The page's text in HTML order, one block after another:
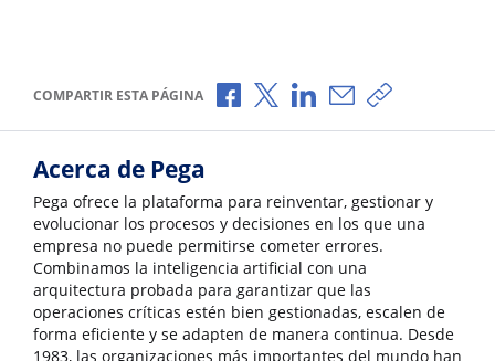
COMPARTIR ESTA PÁGINA Compartir a través de Facebook
Compartir a través de X
Compartir a través de
Compartir por
Copiar
Acerca de Pega
Pega ofrece la plataforma para reinventar, gestionar y
evolucionar los procesos y decisiones en los que una
empresa no puede permitirse cometer errores.
Combinamos la inteligencia artificial con una
arquitectura probada para garantizar que las
operaciones críticas estén bien gestionadas, escalen de
forma eficiente y se adapten de manera continua. Desde
1983, las organizaciones más importantes del mundo han